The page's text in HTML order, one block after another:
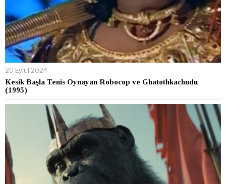
20 Eylül 2024
Kesik Başla Tenis Oynayan Robocop ve Ghatothkachudu
(1995)